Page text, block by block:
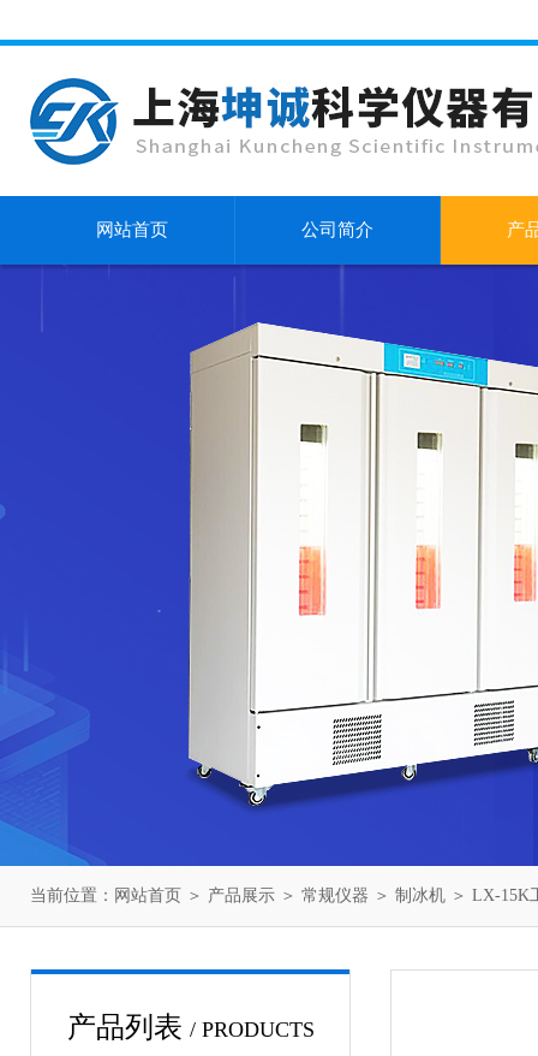
网站首页 公司简介 产
当前位置： 网站首页 ＞ 产品展示 ＞ 常规仪器 ＞ 制冰机 ＞ LX-15K
产品列表 / PRODUCTS